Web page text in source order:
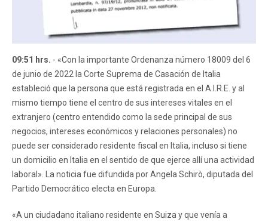
09:51 hrs. - «Con la importante Ordenanza número 18009 del 6
de junio de 2022 la Corte Suprema de Casación de Italia
estableció que la persona que está registrada en el A.I.R.E. y al
mismo tiempo tiene el centro de sus intereses vitales en el
extranjero (centro entendido como la sede principal de sus
negocios, intereses económicos y relaciones personales) no
puede ser considerado residente fiscal en Italia, incluso si tiene
un domicilio en Italia en el sentido de que ejerce allí una actividad
laboral». La noticia fue difundida por Angela Schirò, diputada del
Partido Democrático electa en Europa.
«A un ciudadano italiano residente en Suiza y que venía a